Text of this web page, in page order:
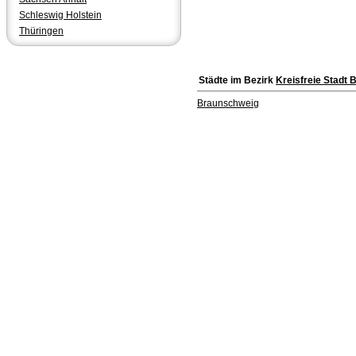
Schleswig Holstein
Thüringen
Städte im Bezirk Kreisfreie Stadt
Braunschweig